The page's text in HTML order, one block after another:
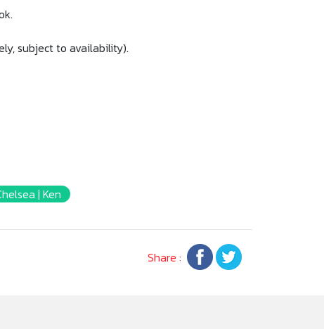
subject to availability).
| Ken
Share :